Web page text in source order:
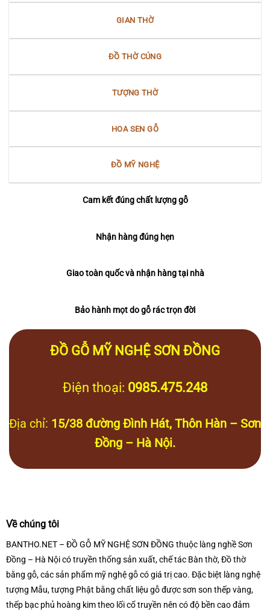
Nam
GIAN THỜ
ĐỒ THỜ CÚNG
TƯỢNG THỜ
HOA SEN GỖ
ĐỒ MỸ NGHỆ
Cam kết đúng chất lượng gỗ
Nhận hàng đúng hẹn
Giao toàn quốc và nhận hàng tại nhà
Bảo hành mọt do gỗ rác trọn đời
ĐỒ GỖ MỸ NGHỆ SƠN ĐỒNG
Điện thoại: 0985.475.248
Địa chỉ: 15/38 đường Đình Hát, Thôn Hàn – Sơn
Đồng – Hà Nội.
Về chúng tôi
BANTHO.NET – ĐỒ GỖ MỸ NGHỆ SƠN ĐỒNG thuộc làng nghề Sơn
Đồng – Hà Nội có truyền thống sản xuất, chế tác Bàn thờ, Đồ thờ
bằng gỗ, các sản phẩm mỹ nghệ gỗ có giá trị cao. Đặc biệt làng nghệ
tượng Mẫu, tượng Phật bằng chất liệu gỗ được sơn son thếp vàng,
thếp bạc phủ hoàng kim theo lối cổ truyền nên có độ bền cao đảm